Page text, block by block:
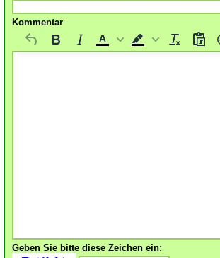
Kommentar
Geben Sie bitte diese Zeichen ein: